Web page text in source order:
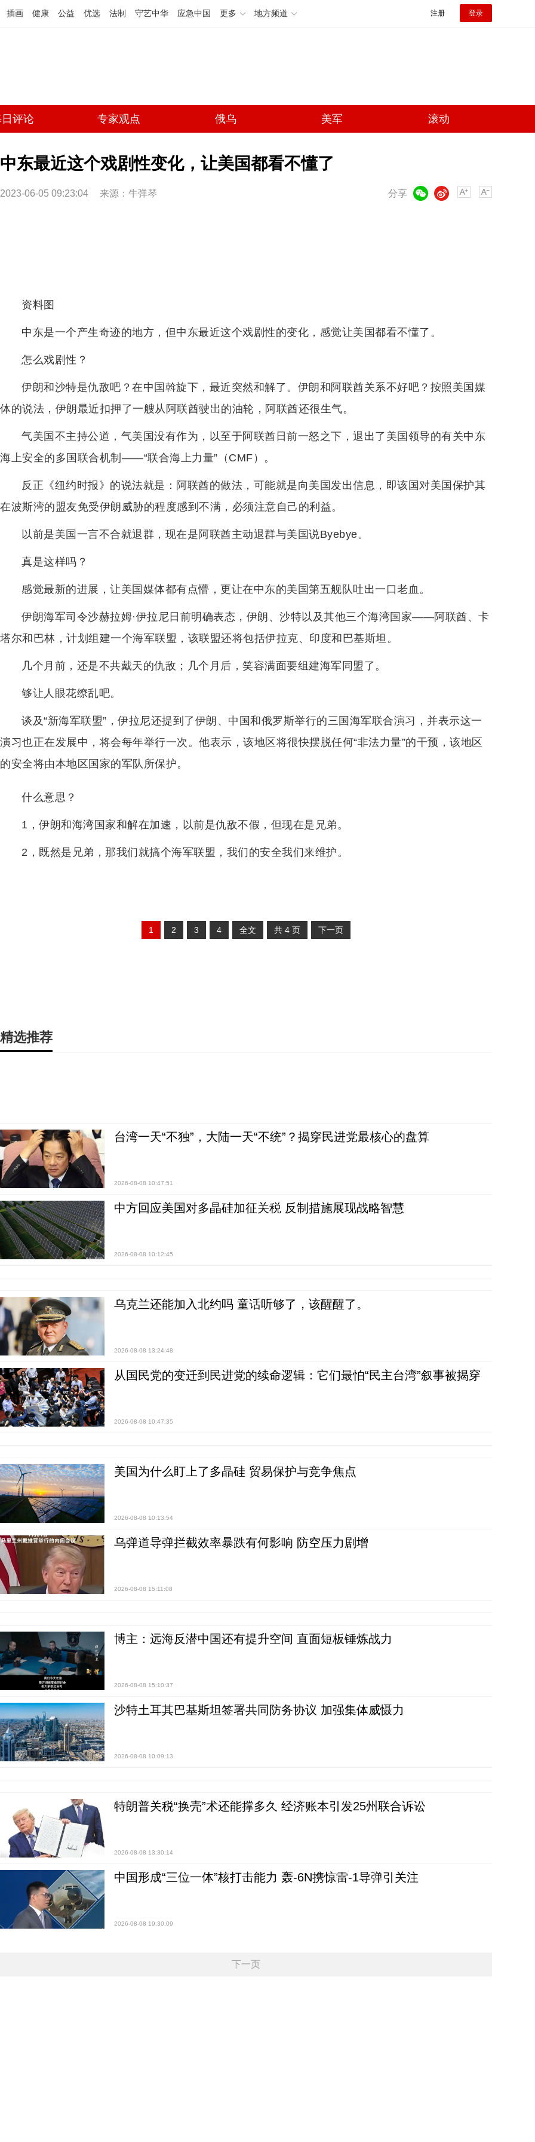
插画 健康 公益 优选 法制 守艺中华 应急中国 更多 地方频道 注册 登录
评论 专家观点 俄乌 美军 滚动
中东最近这个戏剧性变化，让美国都看不懂了
2023-06-05 09:23:04 来源：牛弹琴 分享
微博
资料图
中东是一个产生奇迹的地方，但中东最近这个戏剧性的变化，感觉让美国都看不懂了。
怎么戏剧性？
伊朗和沙特是仇敌吧？在中国斡旋下，最近突然和解了。伊朗和阿联酋关系不好吧？按照美国媒
体的说法，伊朗最近扣押了一艘从阿联酋驶出的油轮，阿联酋还很生气。
气美国不主持公道，气美国没有作为，以至于阿联酋日前一怒之下，退出了美国领导的有关中东
海上安全的多国联合机制——“联合海上力量”（CMF）。
反正《纽约时报》的说法就是：阿联酋的做法，可能就是向美国发出信息，即该国对美国保护其
在波斯湾的盟友免受伊朗威胁的程度感到不满，必须注意自己的利益。
以前是美国一言不合就退群，现在是阿联酋主动退群与美国说Byebye。
真是这样吗？
感觉最新的进展，让美国媒体都有点懵，更让在中东的美国第五舰队吐出一口老血。
伊朗海军司令沙赫拉姆·伊拉尼日前明确表态，伊朗、沙特以及其他三个海湾国家——阿联酋、卡
塔尔和巴林，计划组建一个海军联盟，该联盟还将包括伊拉克、印度和巴基斯坦。
几个月前，还是不共戴天的仇敌；几个月后，笑容满面要组建海军同盟了。
够让人眼花缭乱吧。
谈及“新海军联盟”，伊拉尼还提到了伊朗、中国和俄罗斯举行的三国海军联合演习，并表示这一
演习也正在发展中，将会每年举行一次。他表示，该地区将很快摆脱任何“非法力量”的干预，该地区
的安全将由本地区国家的军队所保护。
什么意思？
1，伊朗和海湾国家和解在加速，以前是仇敌不假，但现在是兄弟。
2，既然是兄弟，那我们就搞个海军联盟，我们的安全我们来维护。
1 2 3 4 全文 共 4 页 下一页
精选推荐
台湾一天“不独”，大陆一天“不统”？揭穿民进党最核心的盘算
2026-08-08 10:47:51
中方回应美国对多晶硅加征关税 反制措施展现战略智慧
2026-08-08 10:12:45
乌克兰还能加入北约吗 童话听够了，该醒醒了。
2026-08-08 13:24:48
从国民党的变迁到民进党的续命逻辑：它们最怕“民主台湾”叙事被揭穿
2026-08-08 10:47:35
美国为什么盯上了多晶硅 贸易保护与竞争焦点
2026-08-08 10:13:54
乌弹道导弹拦截效率暴跌有何影响 防空压力剧增
2026-08-08 15:11:08
博主：远海反潜中国还有提升空间 直面短板锤炼战力
2026-08-08 15:10:37
沙特土耳其巴基斯坦签署共同防务协议 加强集体威慑力
2026-08-08 10:09:13
特朗普关税“换壳”术还能撑多久 经济账本引发25州联合诉讼
2026-08-08 13:30:14
中国形成“三位一体”核打击能力 轰-6N携惊雷-1导弹引关注
2026-08-08 19:30:09
下一页